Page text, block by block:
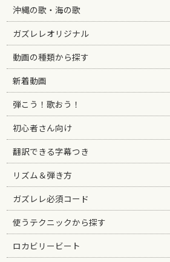
沖縄の歌・海の歌
ガズレレオリジナル
動画の種類から探す
新着動画
弾こう！歌おう！
初心者さん向け
翻訳できる字幕つき
リズム＆弾き方
ガズレレ必須コード
使うテクニックから探す
ロカビリービート